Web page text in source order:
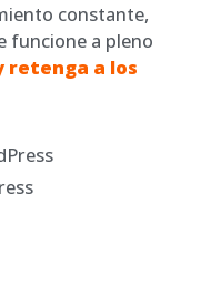
constante,
funcione a pleno
retenga a los